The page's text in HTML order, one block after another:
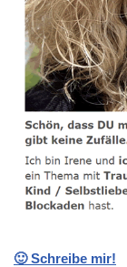
🙂 Schreibe mir!